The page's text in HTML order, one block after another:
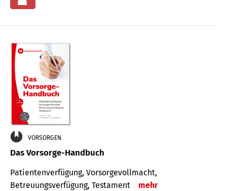
VORSORGEN
Das Vorsorge-Handbuch
Patientenverfügung, Vorsorgevollmacht,
Betreuungsverfügung, Testament
mehr